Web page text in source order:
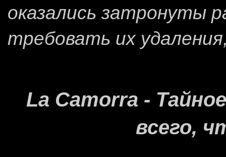
оказались затронуты
требовать их
La Camorra -
всего,